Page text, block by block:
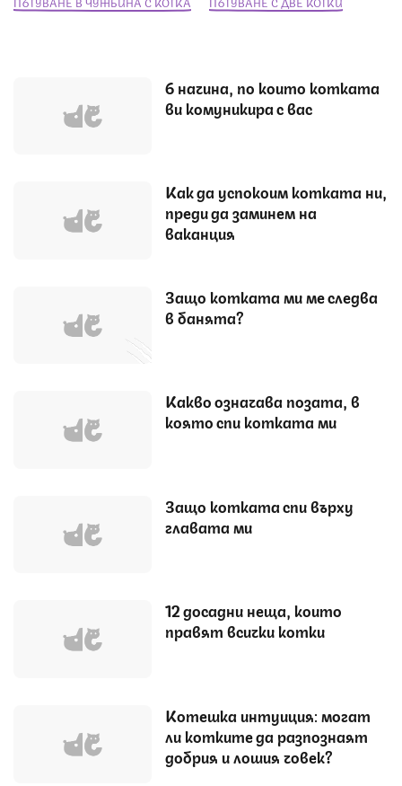
6 начина, по които котката
ви комуникира с вас
Как да успокоим котката ни,
преди да заминем на
ваканция
Защо котката ми ме следва
в банята?
Какво означава позата, в
която спи котката ми
Защо котката спи върху
главата ми
12 досадни неща, които
правят всички котки
Котешка интуиция: могат
ли котките да разпознаят
добрия и лошия човек?